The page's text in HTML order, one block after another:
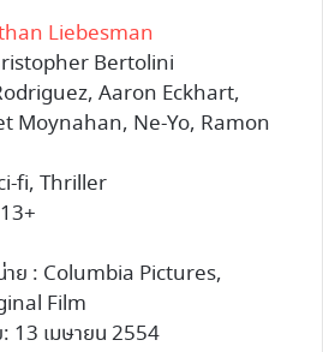
Liebesman
Bertolini
Aaron Eckhart,
Moynahan, Ne-Yo, Ramon
fi, Thriller
ย : Columbia Pictures,
Film
: 13 เมษายน 2554